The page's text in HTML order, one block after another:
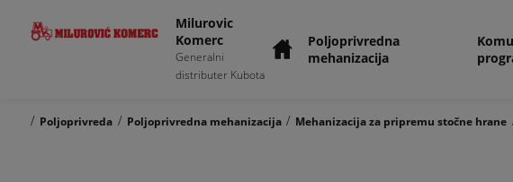
Milurovic
Komerc
Generalni
distributer Kubota
Poljoprivredna
mehanizacija
/ Poljoprivreda / Poljoprivredna mehanizacija / Mehanizacija za pripremu stočne hrane